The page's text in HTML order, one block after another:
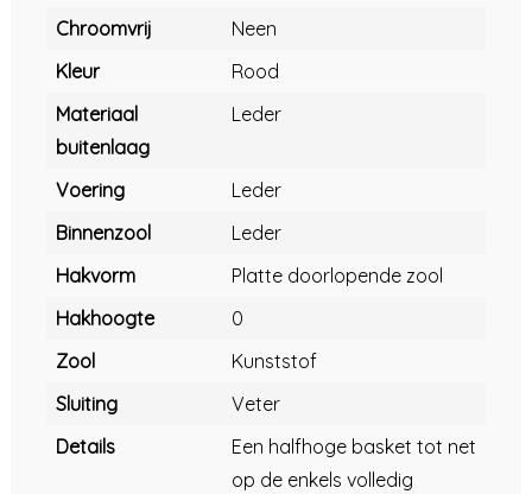
Chroomvrij
Neen
Kleur
Rood
Materiaal
buitenlaag
Leder
Voering
Leder
Binnenzool
Leder
Hakvorm
Platte doorlopende zool
Hakhoogte
0
Zool
Kunststof
Sluiting
Veter
Details
Een halfhoge basket tot net
op de enkels volledig